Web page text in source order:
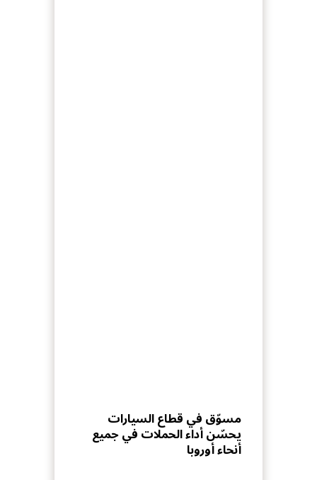
مسوّق في قطاع السيارات
يحسّن أداء الحملات في جميع
أنحاء أوروبا